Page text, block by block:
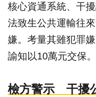
核心資通系統、干
法致生公共運輸往
嫌。考量其雖犯罪
諭知以10萬元交保。
檢方警示 干擾